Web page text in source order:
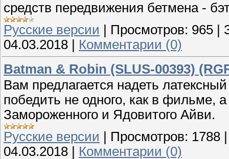
средств передвижения бетмена -
Русские версии
Просмотров: 965
04.03.2018
Комментарии (0)
Batman & Robin (SLUS-00393)
Вам предлагается надеть
победить не одного, как в фильме,
Замороженного и Ядовитого Айви.
Русские версии | Просмотров: 1788
04.03.2018 | Комментарии (0)